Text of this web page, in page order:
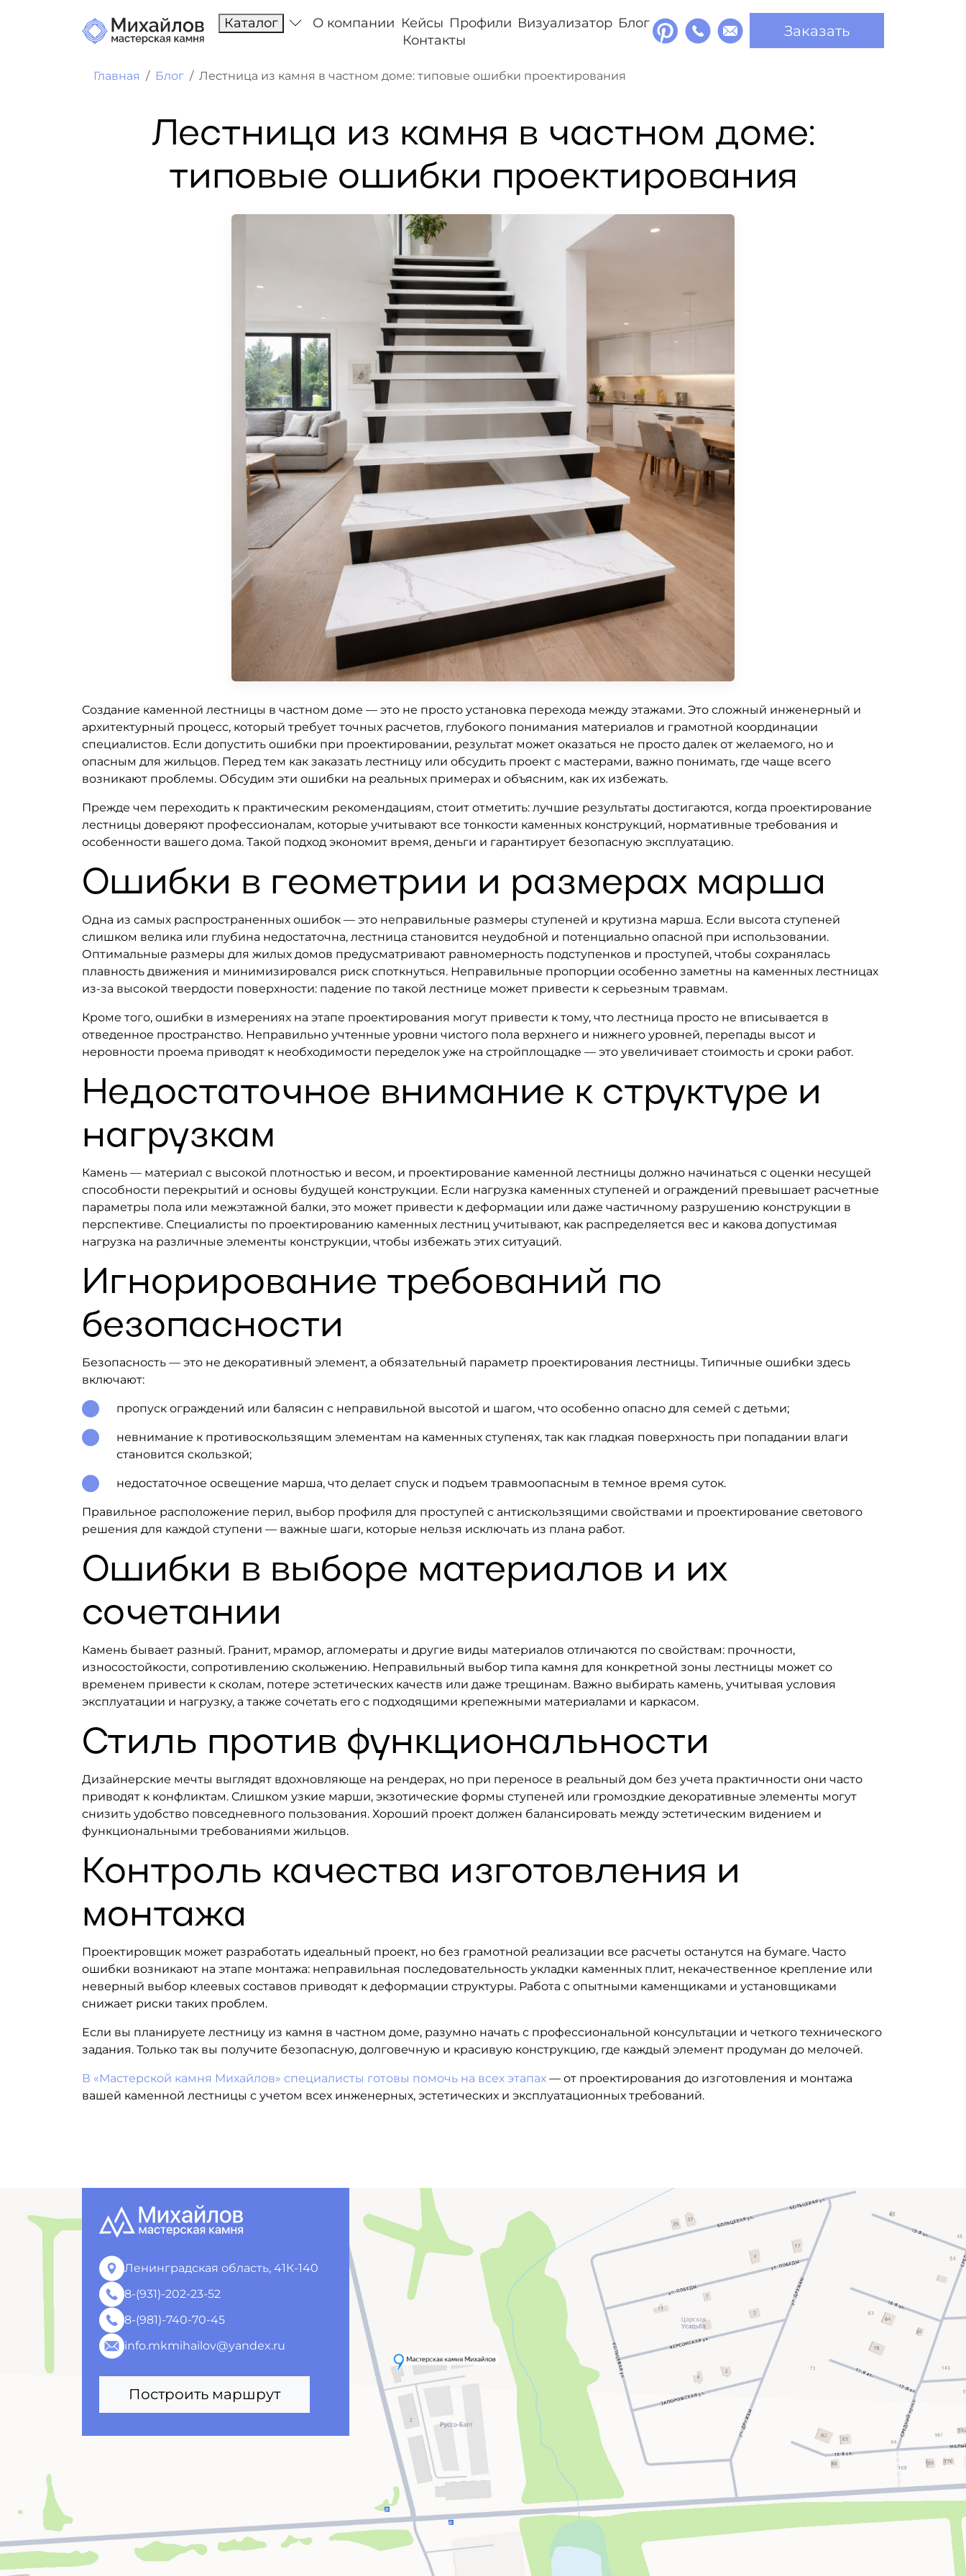
Каталог О компании Кейсы Профили Визуализатор Блог
Контакты
Заказать
Главная Блог Лестница из камня в частном доме: типовые ошибки проектирования
Лестница из камня в частном доме:
типовые ошибки проектирования
Создание каменной лестницы в частном доме — это не просто установка перехода между этажами. Это сложный инженерный и
архитектурный процесс, который требует точных расчетов, глубокого понимания материалов и грамотной координации
специалистов. Если допустить ошибки при проектировании, результат может оказаться не просто далек от желаемого, но и
опасным для жильцов. Перед тем как заказать лестницу или обсудить проект с мастерами, важно понимать, где чаще всего
возникают проблемы. Обсудим эти ошибки на реальных примерах и объясним, как их избежать.
Прежде чем переходить к практическим рекомендациям, стоит отметить: лучшие результаты достигаются, когда проектирование
лестницы доверяют профессионалам, которые учитывают все тонкости каменных конструкций, нормативные требования и
особенности вашего дома. Такой подход экономит время, деньги и гарантирует безопасную эксплуатацию.
Ошибки в геометрии и размерах марша
Одна из самых распространенных ошибок — это неправильные размеры ступеней и крутизна марша. Если высота ступеней
слишком велика или глубина недостаточна, лестница становится неудобной и потенциально опасной при использовании.
Оптимальные размеры для жилых домов предусматривают равномерность подступенков и проступей, чтобы сохранялась
плавность движения и минимизировался риск споткнуться. Неправильные пропорции особенно заметны на каменных лестницах
из‑за высокой твердости поверхности: падение по такой лестнице может привести к серьезным травмам.
Кроме того, ошибки в измерениях на этапе проектирования могут привести к тому, что лестница просто не вписывается в
отведенное пространство. Неправильно учтенные уровни чистого пола верхнего и нижнего уровней, перепады высот и
неровности проема приводят к необходимости переделок уже на стройплощадке — это увеличивает стоимость и сроки работ.
Недостаточное внимание к структуре и
нагрузкам
Камень — материал с высокой плотностью и весом, и проектирование каменной лестницы должно начинаться с оценки несущей
способности перекрытий и основы будущей конструкции. Если нагрузка каменных ступеней и ограждений превышает расчетные
параметры пола или межэтажной балки, это может привести к деформации или даже частичному разрушению конструкции в
перспективе. Специалисты по проектированию каменных лестниц учитывают, как распределяется вес и какова допустимая
нагрузка на различные элементы конструкции, чтобы избежать этих ситуаций.
Игнорирование требований по
безопасности
Безопасность — это не декоративный элемент, а обязательный параметр проектирования лестницы. Типичные ошибки здесь
включают:
пропуск ограждений или балясин с неправильной высотой и шагом, что особенно опасно для семей с детьми;
невнимание к противоскользящим элементам на каменных ступенях, так как гладкая поверхность при попадании влаги
становится скользкой;
недостаточное освещение марша, что делает спуск и подъем травмоопасным в темное время суток.
Правильное расположение перил, выбор профиля для проступей с антискользящими свойствами и проектирование светового
решения для каждой ступени — важные шаги, которые нельзя исключать из плана работ.
Ошибки в выборе материалов и их
сочетании
Камень бывает разный. Гранит, мрамор, агломераты и другие виды материалов отличаются по свойствам: прочности,
износостойкости, сопротивлению скольжению. Неправильный выбор типа камня для конкретной зоны лестницы может со
временем привести к сколам, потере эстетических качеств или даже трещинам. Важно выбирать камень, учитывая условия
эксплуатации и нагрузку, а также сочетать его с подходящими крепежными материалами и каркасом.
Стиль против функциональности
Дизайнерские мечты выглядят вдохновляюще на рендерах, но при переносе в реальный дом без учета практичности они часто
приводят к конфликтам. Слишком узкие марши, экзотические формы ступеней или громоздкие декоративные элементы могут
снизить удобство повседневного пользования. Хороший проект должен балансировать между эстетическим видением и
функциональными требованиями жильцов.
Контроль качества изготовления и
монтажа
Проектировщик может разработать идеальный проект, но без грамотной реализации все расчеты останутся на бумаге. Часто
ошибки возникают на этапе монтажа: неправильная последовательность укладки каменных плит, некачественное крепление или
неверный выбор клеевых составов приводят к деформации структуры. Работа с опытными каменщиками и установщиками
снижает риски таких проблем.
Если вы планируете лестницу из камня в частном доме, разумно начать с профессиональной консультации и четкого технического
задания. Только так вы получите безопасную, долговечную и красивую конструкцию, где каждый элемент продуман до мелочей.
В «Мастерской камня Михайлов» специалисты готовы помочь на всех этапах — от проектирования до изготовления и монтажа
вашей каменной лестницы с учетом всех инженерных, эстетических и эксплуатационных требований.
Ленинградская область, 41К-140
8-(931)-202-23-52
8-(981)-740-70-45
info.mkmihailov@yandex.ru
Построить маршрут